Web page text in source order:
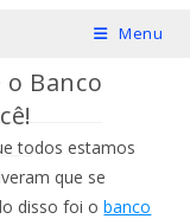
Menu
Banco
todos estamos
que se
disso foi obanco